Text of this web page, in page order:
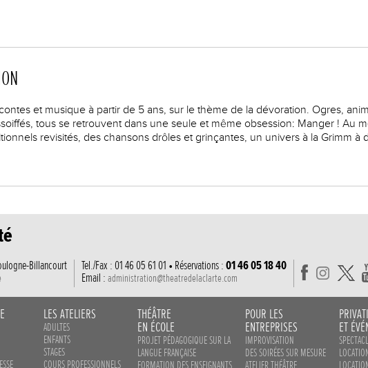
et musique à partir de 5 ans, sur le thème de la dévoration. Ogres,
tous se retrouvent dans une seule et même obsession: Manger ! Au
revisités, des chansons drôles et grinçantes, un univers à la Grimm à
Billancourt Tel./Fax : 01 46 05 61 01 • Réservations :01 46 05 18 40
Email : administration@theatredelaclarte.com
LES ATELIERS
ADULTES
ENFANTS
STAGES
COURS PROFESSIONNELS
THÉÂTRE
EN ÉCOLE
PROJET PÉDAGOGIQUE SUR LA
LANGUE FRANÇAISE
FORMATION DES ENSEIGNANTS
POUR LES
ENTREPRISES
IMPROVISATION
DES SOIRÉES SUR MESURE
ATELIER THÉÂTRE
ET